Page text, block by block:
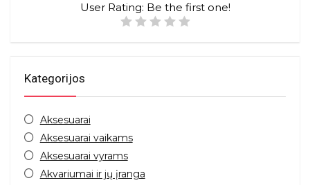
User Rating: Be the first one!
Kategorijos
Aksesuarai
Aksesuarai vaikams
Aksesuarai vyrams
Akvariumai ir jų įranga